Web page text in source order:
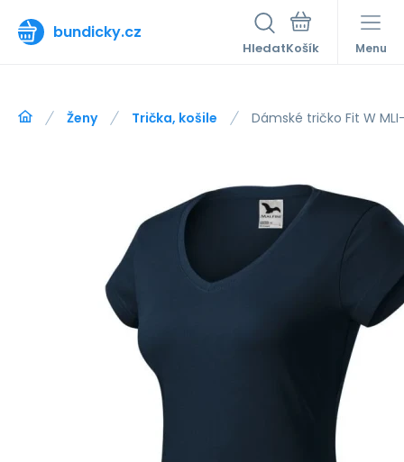
bundicky.cz
Hledat Menu
Ženy Trička, košile Dámské tričko Fit W